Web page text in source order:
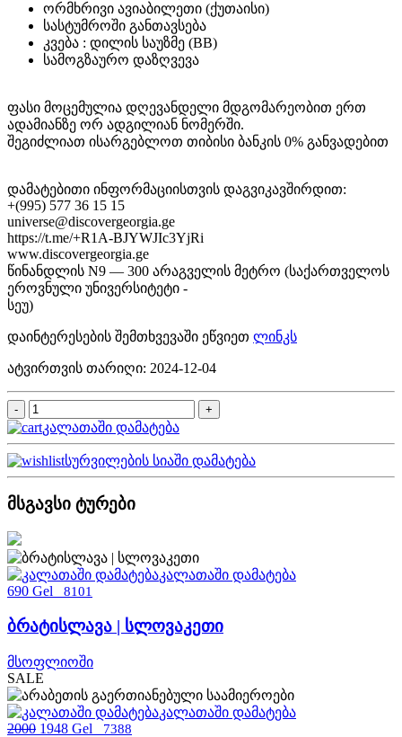
ორმხრივი ავიაბილეთი (ქუთაისი)
სასტუმროში განთავსება
კვება : დილის საუზმე (BB)
სამოგზაურო დაზღვევა
ფასი მოცემულია დღევანდელი მდგომარეობით ერთ
ადამიანზე ორ ადგილიან ნომერში.
შეგიძლიათ ისარგებლოთ თიბისი ბანკის 0% განვადებით
დამატებითი ინფორმაციისთვის დაგვიკავშირდით:
+(995) 577 36 15 15
universe@discovergeorgia.ge
https://t.me/+R1A-BJYWJIc3YjRi
www.discovergeorgia.ge
წინანდლის N9 — 300 არაგველის მეტრო (საქართველოს
ეროვნული უნივერსიტეტი -
სეუ)
დაინტერესების შემთხვევაში ეწვიეთ ლინკს
ატვირთვის თარიღი: 2024-12-04
კალათაში დამატება
სურვილების სიაში დამატება
მსგავსი ტურები
კალათაში დამატება
690 Gel
8101
ბრატისლავა | სლოვაკეთი
მსოფლიოში
SALE
კალათაში დამატება
2000 1948 Gel 7388